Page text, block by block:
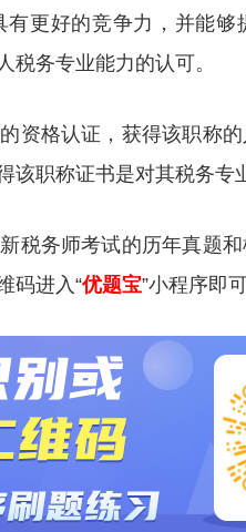
更好的竞争力，并能够
务专业能力的认可。
资格认证，获得该职称
职称证书是对其税务专
税务师考试的历年真题
码进入“优题宝”小程序即